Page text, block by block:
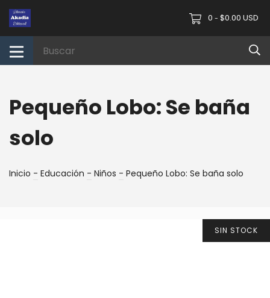
0 - $0.00 USD
Pequeño Lobo: Se baña
solo
Inicio - Educación - Niños - Pequeño Lobo: Se baña solo
SIN STOCK